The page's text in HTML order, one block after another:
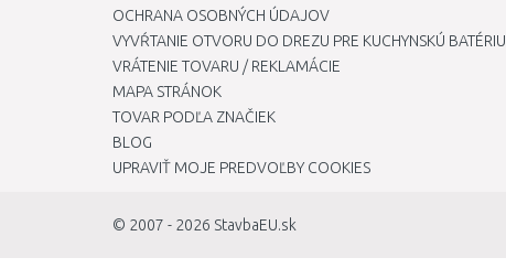
OCHRANA OSOBNÝCH ÚDAJOV
VYVŔTANIE OTVORU DO DREZU PRE KUCHYNSKÚ BATÉRIU
VRÁTENIE TOVARU / REKLAMÁCIE
MAPA STRÁNOK
TOVAR PODĽA ZNAČIEK
BLOG
UPRAVIŤ MOJE PREDVOĽBY COOKIES
© 2007 - 2026 StavbaEU.sk